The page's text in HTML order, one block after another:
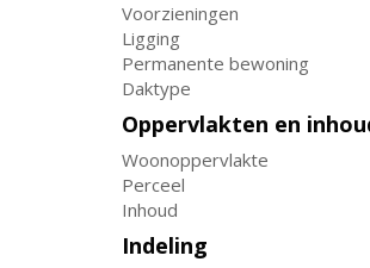
Voorzieningen
Ligging
Permanente bewoning
Daktype
Oppervlakten en
Woonoppervlakte
Perceel
Inhoud
Indeling